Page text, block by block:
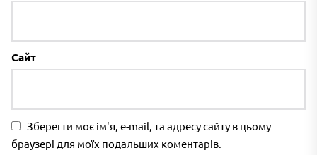
Сайт
Зберегти моє ім'я, e-mail, та адресу сайту в цьому
браузері для моїх подальших коментарів.